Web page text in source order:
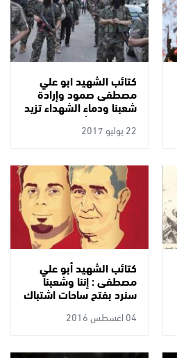
كتائب الشهيد ابو علي
مصطفى صمود وإرادة
شعبنا ودماء الشهداء تزيد
الانتفاضة اشتعالاً22 يوليو 2017
كتائب الشهيد أبو علي
مصطفى : إننا وشعبنا
سنرد بفتح ساحات اشتباك
على جرائم الاحتلال بحق
الأسرى
04 اغسطس 2016